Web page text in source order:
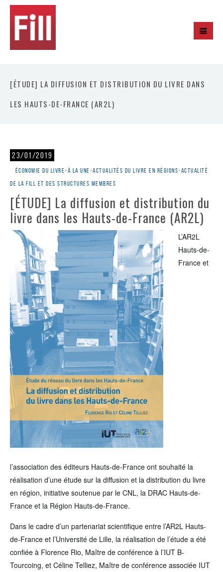
[ÉTUDE] LA DIFFUSION ET DISTRIBUTION DU LIVRE DANS
LES HAUTS-DE-FRANCE (AR2L)
23/01/2019
Économie du livre•À la une •Actualités du livre en régions•Actualité
de la Fill et des structures membres
[ÉTUDE] La diffusion et distribution du
livre dans les Hauts-de-France (AR2L)
L’AR2L
Hauts-de-
France et
l’association des éditeurs Hauts-de-France ont souhaité la
réalisation d’une étude sur la diffusion et la distribution du livre
en région, initiative soutenue par le CNL, la DRAC Hauts-de-
France et la Région Hauts-de-France.
Dans le cadre d’un partenariat scientifique entre l’AR2L Hauts-
de-France et l’Université de Lille, la réalisation de l’étude a été
confiée à Florence Rio, Maître de conférence à l’IUT B-
Tourcoing, et Céline Telliez, Maître de conférence associée IUT